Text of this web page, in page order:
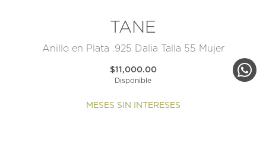
TANE
Anillo en Plata .925 Dalia Talla 55 Mujer
$11,000.00
Disponible
MESES SIN INTERESES